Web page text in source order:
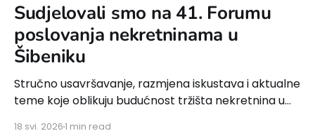
Sudjelovali smo na 41. Forumu
poslovanja nekretninama u
Šibeniku
Stručno usavršavanje, razmjena iskustava i aktualne
teme koje oblikuju budućnost tržišta nekretnina u
18 svi. 20261 min read